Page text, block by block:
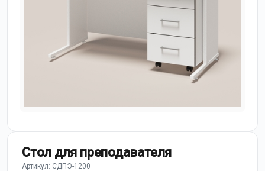
Стол для преподавателя
Артикул: СДПЭ-1200